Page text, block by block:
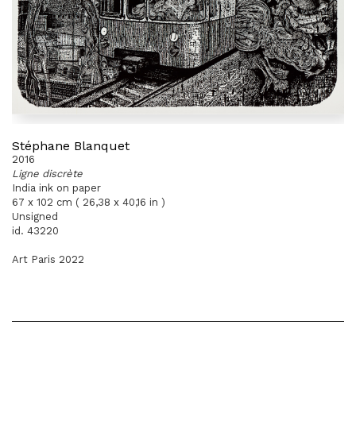
Stéphane Blanquet
2016
Ligne discrète
India ink on paper
67 x 102 cm ( 26,38 x 40,16 in )
Unsigned
id. 43220
Art Paris 2022